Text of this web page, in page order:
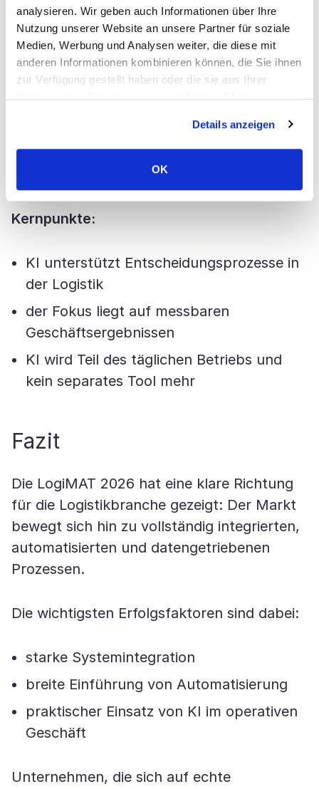
analysieren. Wir geben auch Informationen über Ihre
Nutzung unserer Website an unsere Partner für soziale
Medien, Werbung und Analysen weiter, die diese mit
anderen Informationen kombinieren können, die Sie ihnen
zur Verfügung gestellt haben oder die sie aus Ihrer
Nutzung ihrer Dienste gesammelt haben. Weitere
Details anzeigen
OK
Künstliche Intelligenzwar auf der
Veranstaltung stark präsent, allerdings hat
sich der Fokus deutlich verändert.
Statt Demonstrationen und Pilotprojekten
setzen Unternehmen KI nun in realen
operativen Umgebungen ein.
Kernpunkte:
KI unterstützt Entscheidungsprozesse in
der Logistik
der Fokus liegt auf messbaren
Geschäftsergebnissen
KI wird Teil des täglichen Betriebs und
kein separates Tool mehr
Fazit
Die LogiMAT 2026 hat eine klare Richtung
für die Logistikbranche gezeigt: Der Markt
bewegt sich hin zu vollständig integrierten,
automatisierten und datengetriebenen
Prozessen.
Die wichtigsten Erfolgsfaktoren sind dabei:
starke Systemintegration
breite Einführung von Automatisierung
praktischer Einsatz von KI im operativen
Geschäft
Unternehmen, die sich auf echte